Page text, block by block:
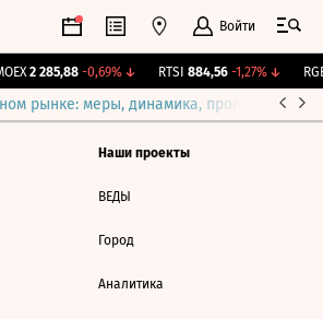
Войти
2 285,88 -0,69%↓ RTSI 884,56 -1,27%↓
рынке: меры, динамика, прогнозы
Наши проекты
ВЕДЫ
Город
Аналитика